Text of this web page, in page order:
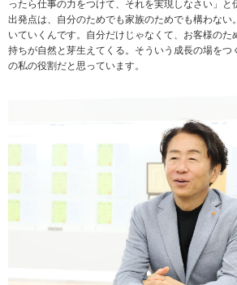
ったら仕事の力をつけて、それを実現しなさい」
出発点は、自分のためでも家族のためでも構わない
いていくんです。自分だけじゃなくて、お客様のた
持ちが自然と芽生えてくる。そういう成長の場をつ
の私の役割だと思っています。